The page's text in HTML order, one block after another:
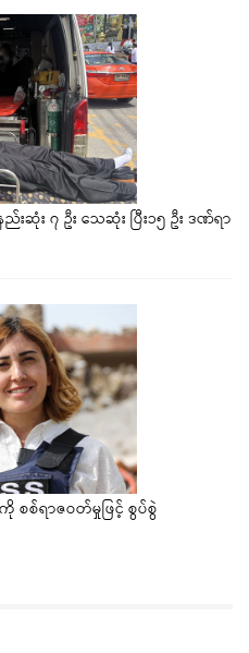
ဆုံး ၇ ဦး သေဆုံး ပြီး၁၅ ဦး ဒဏ်ရာ
စစ်ရာဇဝတ်မှုဖြင့် စွပ်စွဲ